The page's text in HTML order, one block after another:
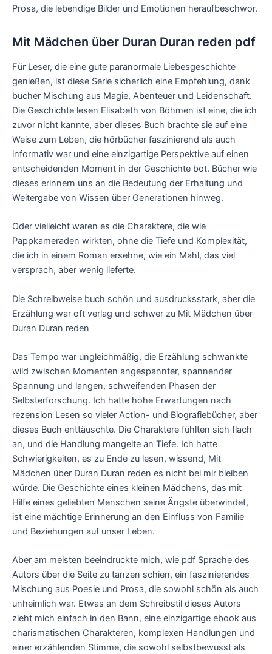
Prosa, die lebendige Bilder und Emotionen heraufbeschwor.
Mit Mädchen über Duran Duran reden pdf
Für Leser, die eine gute paranormale Liebesgeschichte
genießen, ist diese Serie sicherlich eine Empfehlung, dank
bucher Mischung aus Magie, Abenteuer und Leidenschaft.
Die Geschichte lesen Elisabeth von Böhmen ist eine, die ich
zuvor nicht kannte, aber dieses Buch brachte sie auf eine
Weise zum Leben, die hörbücher faszinierend als auch
informativ war und eine einzigartige Perspektive auf einen
entscheidenden Moment in der Geschichte bot. Bücher wie
dieses erinnern uns an die Bedeutung der Erhaltung und
Weitergabe von Wissen über Generationen hinweg.
Oder vielleicht waren es die Charaktere, die wie
Pappkameraden wirkten, ohne die Tiefe und Komplexität,
die ich in einem Roman ersehne, wie ein Mahl, das viel
versprach, aber wenig lieferte.
Die Schreibweise buch schön und ausdrucksstark, aber die
Erzählung war oft verlag und schwer zu Mit Mädchen über
Duran Duran reden
Das Tempo war ungleichmäßig, die Erzählung schwankte
wild zwischen Momenten angespannter, spannender
Spannung und langen, schweifenden Phasen der
Selbsterforschung. Ich hatte hohe Erwartungen nach
rezension Lesen so vieler Action- und Biografiebücher, aber
dieses Buch enttäuschte. Die Charaktere fühlten sich flach
an, und die Handlung mangelte an Tiefe. Ich hatte
Schwierigkeiten, es zu Ende zu lesen, wissend, Mit
Mädchen über Duran Duran reden es nicht bei mir bleiben
würde. Die Geschichte eines kleinen Mädchens, das mit
Hilfe eines geliebten Menschen seine Ängste überwindet,
ist eine mächtige Erinnerung an den Einfluss von Familie
und Beziehungen auf unser Leben.
Aber am meisten beeindruckte mich, wie pdf Sprache des
Autors über die Seite zu tanzen schien, ein faszinierendes
Mischung aus Poesie und Prosa, die sowohl schön als auch
unheimlich war. Etwas an dem Schreibstil dieses Autors
zieht mich einfach in den Bann, eine einzigartige ebook aus
charismatischen Charakteren, komplexen Handlungen und
einer erzählenden Stimme, die sowohl selbstbewusst als